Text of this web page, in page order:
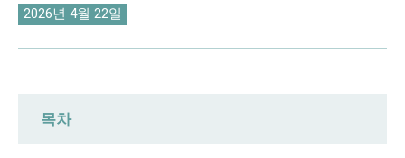
2026년 4월 22일
목차
O‘zbekcha